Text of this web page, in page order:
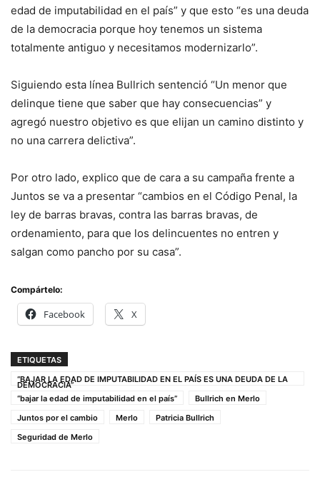
edad de imputabilidad en el país” y que esto “es una deuda
de la democracia porque hoy tenemos un sistema
totalmente antiguo y necesitamos modernizarlo”.
Siguiendo esta línea Bullrich sentenció “Un menor que
delinque tiene que saber que hay consecuencias” y
agregó nuestro objetivo es que elijan un camino distinto y
no una carrera delictiva”.
Por otro lado, explico que de cara a su campaña frente a
Juntos se va a presentar “cambios en el Código Penal, la
ley de barras bravas, contra las barras bravas, de
ordenamiento, para que los delincuentes no entren y
salgan como pancho por su casa”.
Compártelo:
Facebook X
ETIQUETAS
“BAJAR LA EDAD DE IMPUTABILIDAD EN EL PAÍS ES UNA DEUDA DE LA
DEMOCRACIA”
“bajar la edad de imputabilidad en el país”
Bullrich en Merlo
Juntos por el cambio
Merlo
Patricia Bullrich
Seguridad de Merlo